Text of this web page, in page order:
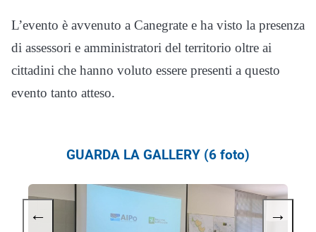
L’evento è avvenuto a Canegrate e ha visto la presenza
di assessori e amministratori del territorio oltre ai
cittadini che hanno voluto essere presenti a questo
evento tanto atteso.
GUARDA LA GALLERY (6 foto)
← →